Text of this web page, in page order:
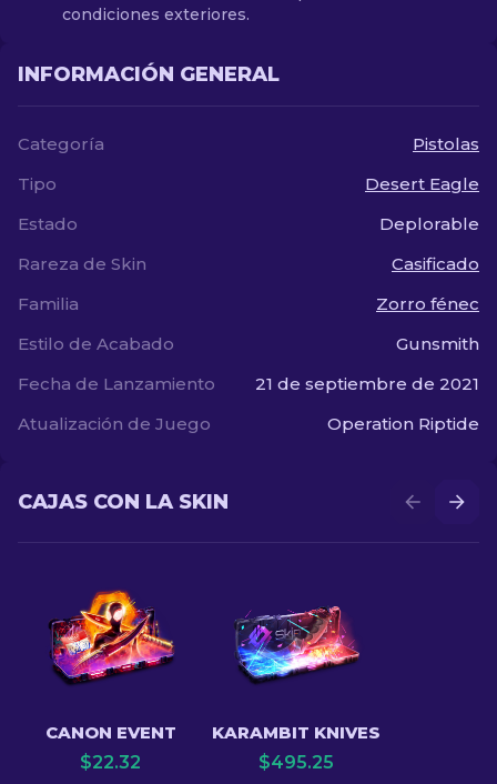
condiciones exteriores.
INFORMACIÓN GENERAL
Categoría
Pistolas
Tipo
Desert Eagle
Estado
Deplorable
Rareza de Skin
Casificado
Familia
Zorro fénec
Estilo de Acabado
Gunsmith
Fecha de Lanzamiento
21 de septiembre de 2021
Atualización de Juego
Operation Riptide
CAJAS CON LA SKIN
CANON EVENT
$22.32
KARAMBIT KNIVES
$495.25